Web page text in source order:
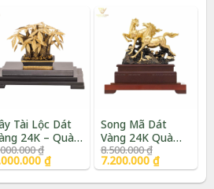
Tài Lộc Dát
24K – Quà
Tân Gia Cao
| Phượng Vũ
₫Giá
gốc
là:
6.000.000 ₫.
₫
Giá
hiện
tại
là:
Song Mã Dát
Vàng 24K Quà
Tặng Phong Thủy
Cao Cấp |
8.500.000₫Giá
gốc
là:
8.500.000 ₫.
7.200.000₫
Giá
hiện
tại
là: